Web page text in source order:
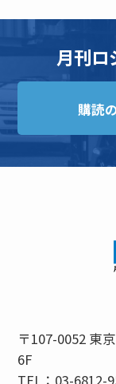
月刊ロ
購読
〒107-0052 東
6F
TEL：03-6812-